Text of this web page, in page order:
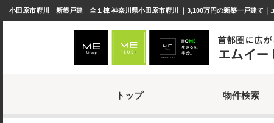
小田原市府川 新築戸建 全１棟 神奈川県小田原市府川 ｜3,100万円の新築一戸建て｜
トップ 物件検索